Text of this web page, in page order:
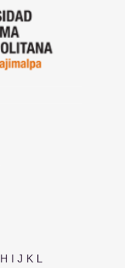
H I J K L